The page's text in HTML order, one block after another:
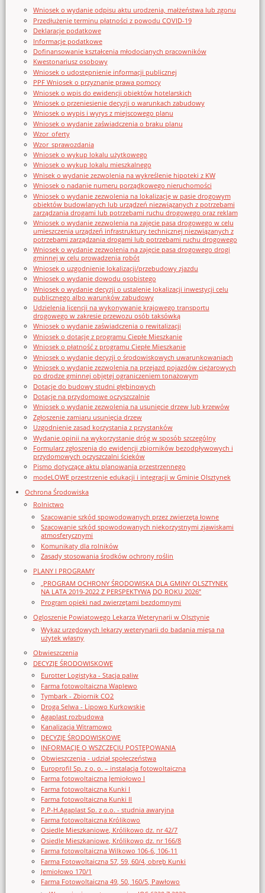
Wniosek o wydanie odpisu aktu urodzenia, małżeństwa lub zgonu
Przedłużenie terminu płatności z powodu COVID-19
Deklaracje podatkowe
Informacje podatkowe
Dofinansowanie kształcenia młodocianych pracowników
Kwestonariusz osobowy
Wniosek o udostępnienie informacji publicznej
PPF Wniosek o przyznanie prawa pomocy
Wniosek o wpis do ewidencji obiektów hotelarskich
Wniosek o przeniesienie decyzji o warunkach zabudowy
Wniosek o wypis i wyrys z miejscowego planu
Wniosek o wydanie zaświadczenia o braku planu
Wzor_oferty
Wzor_sprawozdania
Wniosek o wykup lokalu użytkowego
Wniosek o wykup lokalu mieszkalnego
Wnisek o wydanie zezwolenia na wykreślenie hipoteki z KW
Wniosek o nadanie numeru porządkowego nieruchomości
Wniosek o wydanie zezwolenia na lokalizację w pasie drogowym
obiektów budowlanych lub urządzeń niezwiązanych z potrzebami
zarządzania drogami lub potrzebami ruchu drogowego oraz reklam
Wniosek o wydanie zezwolenia na zajęcie pasa drogowego w celu
umieszczenia urządzeń infrastruktury technicznej niezwiązanych z
potrzebami zarządzania drogami lub potrzebami ruchu drogowego
Wniosek o wydanie zezwolenia na zajęcie pasa drogowego drogi
gminnej w celu prowadzenia robót
Wniosek o uzgodnienie lokalizacji/przebudowy zjazdu
Wniosek o wydanie dowodu osobistego
Wniosek o wydanie decyzji o ustalenie lokalizacji inwestycji celu
publicznego albo warunków zabudowy
Udzielenia licencji na wykonywanie krajowego transportu
drogowego w zakresie przewozu osób taksówką
Wniosek o wydanie zaświadczenia o rewitalizacji
Wniosek o dotację z programu Ciepłe Mieszkanie
Wniosek o płatność z programu Ciepłe Mieszkanie
Wniosek o wydanie decyzji o środowiskowych uwarunkowaniach
Wniosek o wydanie zezwolenia na przejazd pojazdów ciężarowych
po drodze gminnej objętej ograniczeniem tonażowym
Dotacje do budowy studni głębinowych
Dotacje na przydomowe oczyszczalnie
Wniosek o wydanie zezwolenia na usunięcie drzew lub krzewów
Zgłoszenie zamiaru usunięcia drzew
Uzgodnienie zasad korzystania z przystanków
Wydanie opinii na wykorzystanie dróg w sposób szczególny
Formularz zgłoszenia do ewidencji zbiorników bezodpływowych i
przydomowych oczyszczalni ścieków
Pismo dotyczące aktu planowania przestrzennego
modeLOWE przestrzenie edukacji i integracji w Gminie Olsztynek
Ochrona Środowiska
Rolnictwo
Szacowanie szkód spowodowanych przez zwierzęta łowne
Szacowanie szkód spowodowanych niekorzystnymi zjawiskami
atmosferycznymi
Komunikaty dla rolników
Zasady stosowania środków ochrony roślin
PLANY I PROGRAMY
„PROGRAM OCHRONY ŚRODOWISKA DLA GMINY OLSZTYNEK
NA LATA 2019-2022 Z PERSPEKTYWĄ DO ROKU 2026”
Program opieki nad zwierzętami bezdomnymi
Ogloszenie Powiatowego Lekarza Weterynarii w Olsztynie
Wykaz urzędowych lekarzy weterynarii do badania mięsa na
użytek własny
Obwieszczenia
DECYZJE ŚRODOWISKOWE
Eurotter Logistyka - Stacja paliw
Farma fotowoltaiczna Waplewo
Tymbark - Zbiornik CO2
Droga Selwa - Lipowo Kurkowskie
Agaplast rozbudowa
Kanalizacja Witramowo
DECYZJE ŚRODOWISKOWE
INFORMACJE O WSZCZĘCIU POSTĘPOWANIA
Obwieszczenia - udział społeczeństwa
Europrofil Sp. z o. o. – instalacja fotowoltaiczna
Farma fotowoltaiczna Jemiołowo I
Farma fotowoltaiczna Kunki I
Farma fotowoltaiczna Kunki II
P.P-H.Agaplast Sp. z o.o. - studnia awaryjna
Farma fotowoltaiczna Królikowo
Osiedle Mieszkaniowe, Królikowo dz. nr 42/7
Osiedle Mieszkaniowe, Królikowo dz. nr 166/8
Farma fotowoltaiczna Wilkowo 106-6, 106-11
Farma Fotowoltaiczna 57, 59, 60/4, obręb Kunki
Jemiołowo 170/1
Farma Fotowoltaiczna 49, 50, 160/5, Pawłowo